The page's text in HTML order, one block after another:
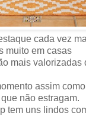
cada vez
muito em casas
mais valorizadas
assim
não estragam.
tem uns lindos